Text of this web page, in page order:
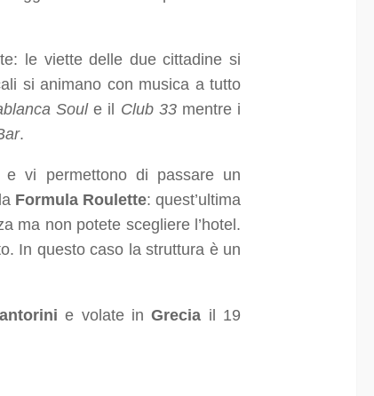
le viette delle due cittadine si
si animano con musica a tutto
Soule il Club 33mentre i
.
vi permettono di passare un
Formula Roulette: quest’ultima
ma non potete scegliere l’hotel.
In questo caso la struttura è un
e volate inGrecia il 19